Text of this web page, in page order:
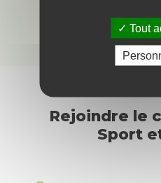
Rejoindre le
Sport
Tout